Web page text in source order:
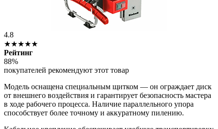
4.8
★★★★★
Рейтинг
88%
покупателей рекомендуют этот товар
Модель оснащена специальным щитком — он ограждает диск
от внешнего воздействия и гарантирует безопасность мастера
в ходе рабочего процесса. Наличие параллельного упора
способствует более точному и аккуратному пилению.